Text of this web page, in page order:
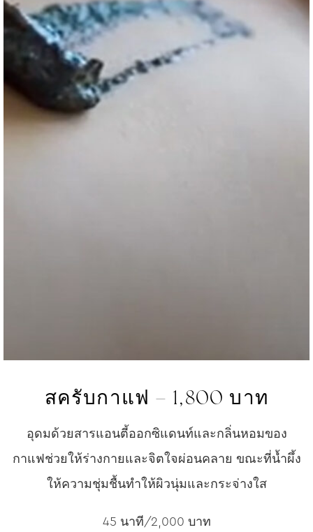
สครับกาแฟ – 1,800 บาท
อุดมด้วยสารแอนตี้ออกซิแดนท์และกลิ่นหอมของ
กาแฟช่วยให้ร่างกายและจิตใจผ่อนคลาย ขณะที่น้ำผึ้ง
ให้ความชุ่มชื้นทำให้ผิวนุ่มและกระจ่างใส
45 นาที/2,000 บาท